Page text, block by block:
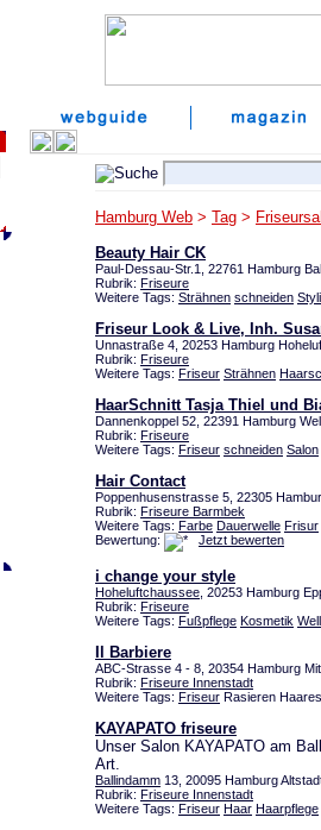
Hamburg Web > Tag >
Beauty Hair CK
Paul-Dessau-Str.1, 22761 Hamburg
Rubrik: Friseure
Weitere Tags: Strähnen schneiden
Friseur Look & Live, Inh.
Unnastraße 4, 20253 Hamburg
Rubrik: Friseure
Weitere Tags: Friseur Strähnen
HaarSchnitt Tasja Thiel und
Dannenkoppel 52, 22391 Hamburg
Rubrik: Friseure
Weitere Tags: Friseur schneiden Salon
Hair Contact
Poppenhusenstrasse 5, 22305
Rubrik: Friseure Barmbek
Weitere Tags: Farbe Dauerwelle Frisur
Bewertung:
Jetzt bewerten
i change your style
Hoheluftchaussee , 20253 Hamburg
Rubrik: Friseure
Weitere Tags: Fußpflege Kosmetik
Il Barbiere
ABC-Strasse 4 - 8, 20354 Hamburg
Rubrik: Friseure Innenstadt
Weitere Tags: Friseur Rasieren
KAYAPATO friseure
Unser Salon KAYAPATO am
Art.
Ballindamm 13, 20095 Hamburg
Rubrik: Friseure Innenstadt
Weitere Tags: Friseur Haar Haarpflege